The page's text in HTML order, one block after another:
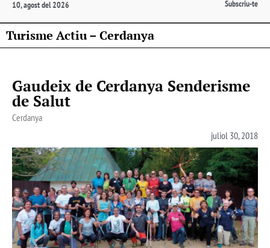
10, agost del 2026 Subscriu-te
Turisme Actiu – Cerdanya
Gaudeix de Cerdanya Senderisme
de Salut
Cerdanya
juliol 30, 2018